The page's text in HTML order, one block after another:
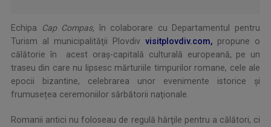
Echipa Cap Compas, în colaborare cu Departamentul pentru
Turism al municipalităţii Plovdiv visitplovdiv.com, propune o
călătorie în acest oraş-capitală culturală europeană, pe un
traseu din care nu lipsesc mărturiile timpurilor romane, cele ale
epocii bizantine, celebrarea unor evenimente istorice şi
frumusețea ceremoniilor sărbătorii naţionale.
Romanii antici nu foloseau de regulă hărţile pentru a călători, ci